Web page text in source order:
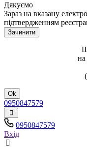
Дякуємо
Зараз на вказану
підтвердженням
Зачинити
на
Ok
0950847579
0950847579
Вхід